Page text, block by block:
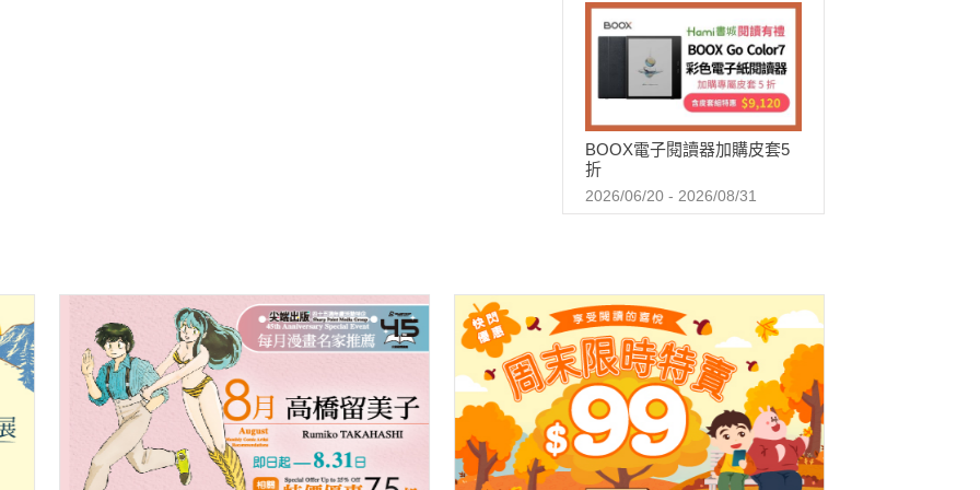
BOOX電子閱讀器加購皮套5
折
2026/06/20 - 2026/08/31